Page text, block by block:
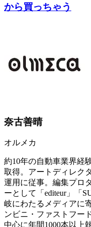
から買っちゃう
奈古善晴
オルメカ
約10年の自動車業界経
取得。アートディレク
運用に従事。編集プロ
ーとして「editeur」「
岐にわたるメディアに
ンビニ・ファストフー
中心に年間1000本以上